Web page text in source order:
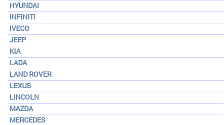
HYUNDAI
INFINITI
IVECO
JEEP
KIA
LADA
LAND ROVER
LEXUS
LINCOLN
MAZDA
MERCEDES